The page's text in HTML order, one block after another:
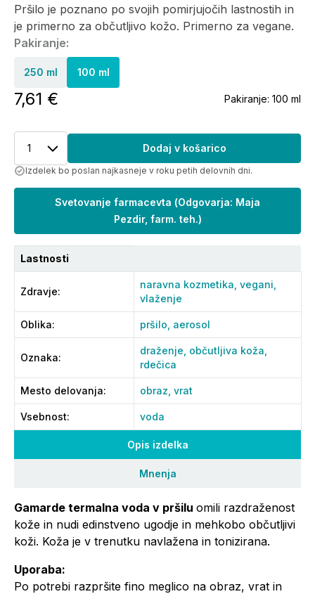
Opis izdelka
Mnenja
Gamarde termalna voda v pršilu omili razdraženost
kože in nudi edinstveno ugodje in mehkobo občutljivi
koži. Koža je v trenutku navlažena in tonizirana.
Uporaba:
Po potrebi razpršite fino meglico na obraz, vrat in
Pršilo je poznano po svojih pomirjujočih lastnostih in
je primerno za občutljivo kožo. Primerno za vegane.
Pakiranje:
250 ml 100 ml
7,61 € Pakiranje: 100 ml
1 Dodaj v košarico
Izdelek bo poslan najkasneje v roku petih delovnih dni.
Svetovanje farmacevta (Odgovarja: Maja
Pezdir, farm. teh.)
Lastnosti
Zdravje:
naravna kozmetika, vegani,
vlaženje
Oblika: pršilo, aerosol
Oznaka:
draženje, občutljiva koža,
rdečica
Mesto delovanja: obraz, vrat
Vsebnost: voda